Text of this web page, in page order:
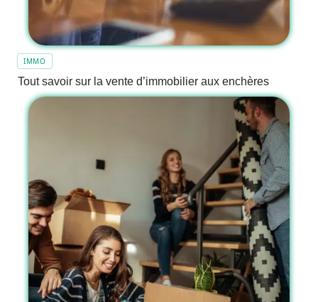
IMMO
Tout savoir sur la vente d’immobilier aux enchères